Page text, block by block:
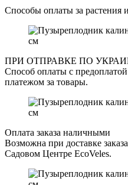
Способы оплаты за растения
ПРИ ОТПРАВКЕ ПО
Способ оплаты с
платежом за товары.
Оплата заказа наличными
Возможна при доставке
Садовом Центре EcoVeles.